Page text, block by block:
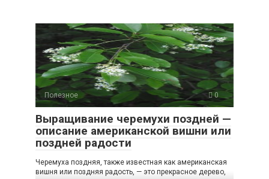
Полезное 0
Выращивание черемухи поздней —
описание американской вишни или
поздней радости
Черемуха поздняя, также известная как американская
вишня или поздняя радость, — это прекрасное дерево,